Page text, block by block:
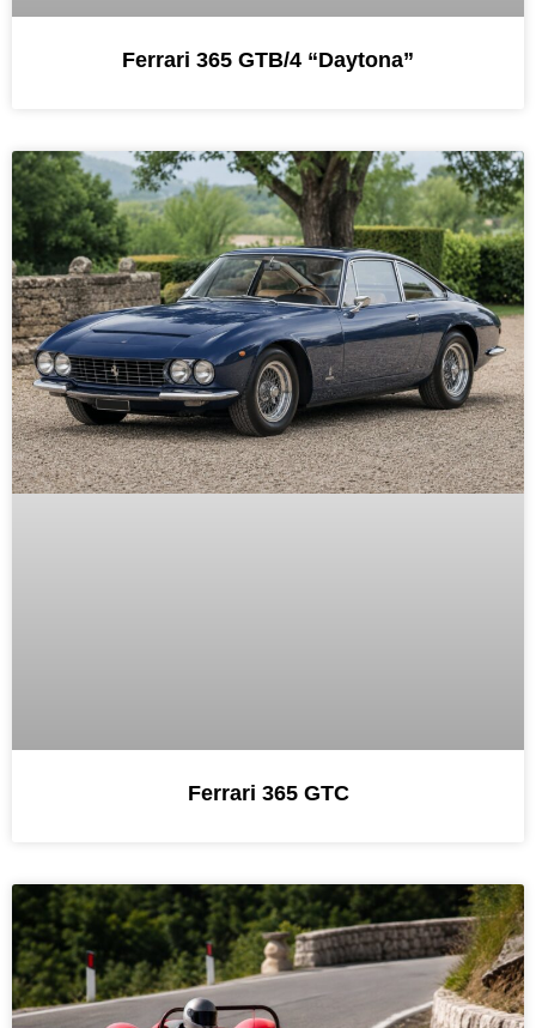
Ferrari 365 GTB/4 “Daytona”
Ferrari 365 GTC